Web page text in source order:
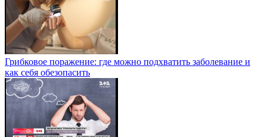
Грибковое поражение: где можно подхватить заболевание и
как себя обезопасить